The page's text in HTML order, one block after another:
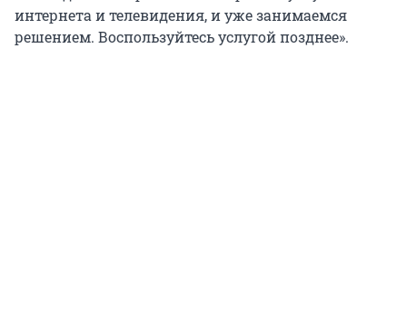
интернета и телевидения, и уже занимаемся
решением. Воспользуйтесь услугой позднее».